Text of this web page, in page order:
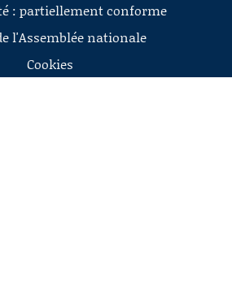
: partiellement conforme
l'Assemblée nationale
Cookies